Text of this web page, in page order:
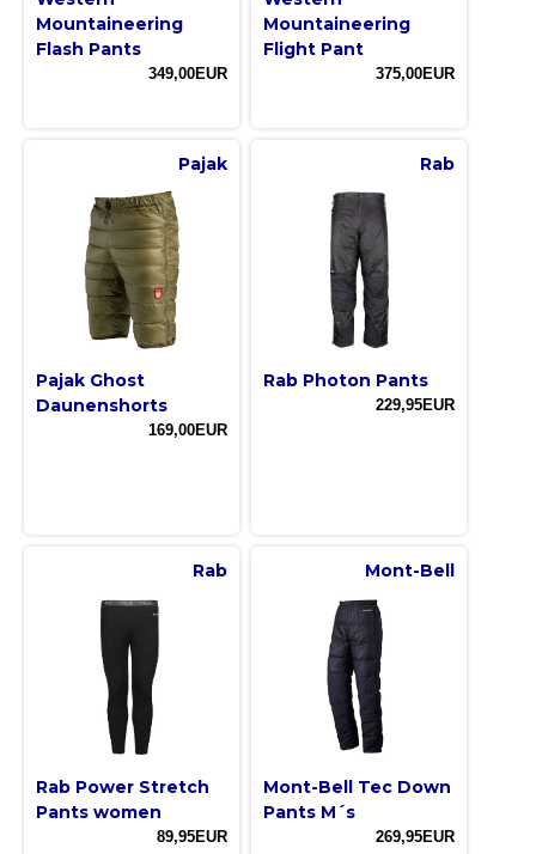
Mountaineering
Flash Pants
349,00EUR
Mountaineering
Flight Pant
375,00EUR
Pajak
Pajak Ghost
Daunenshorts
169,00EUR
Rab
Rab Photon Pants
229,95EUR
Rab
Rab Power Stretch
Pants women
89,95EUR
Mont-Bell
Mont-Bell Tec Down
Pants M´s
269,95EUR